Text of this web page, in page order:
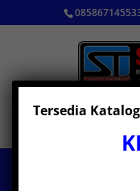
Pilih Laman
Tersedia